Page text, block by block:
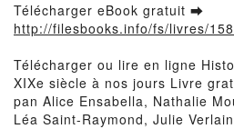
Télécharger eBook gratuit ➡
http://filesbooks.info/fs/livres/
Télécharger ou lire en ligne
XIXe siècle à nos jours Livre
pan Alice Ensabella, Nathalie
Léa Saint-Raymond, Julie